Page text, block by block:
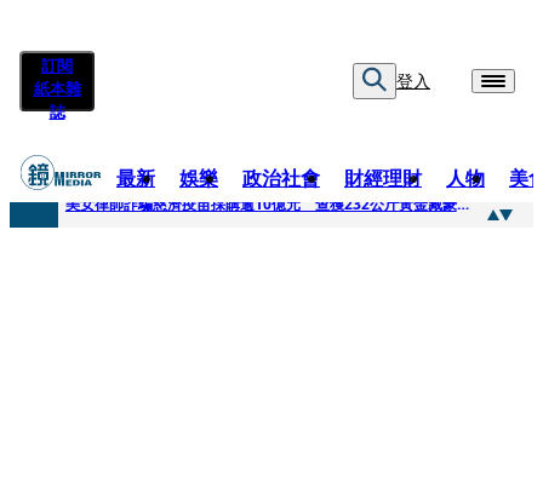
訂閱
紙本雜
誌
登入
最新 娛樂 政治社會 財經理財 人物 美
快訊
美女律師詐騙慈濟疫苗採購逾10億元 查獲232公斤黃金藏豪宅地板下